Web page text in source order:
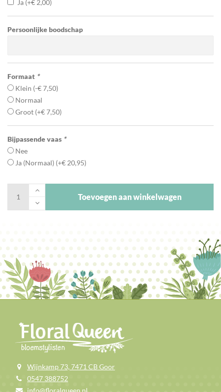
Ja (+€ 2,00)
Persoonlijke boodschap
Formaat *
Klein (-€7,50)
Normaal
Groot (+€7,50)
Bijpassende vaas *
Nee
Ja (Normaal) (+€ 20,95)
Toevoegen aan winkelwagen
Wijnkamp 73, 7471 CB Goor
0547 388752
info@floralqueen.nl